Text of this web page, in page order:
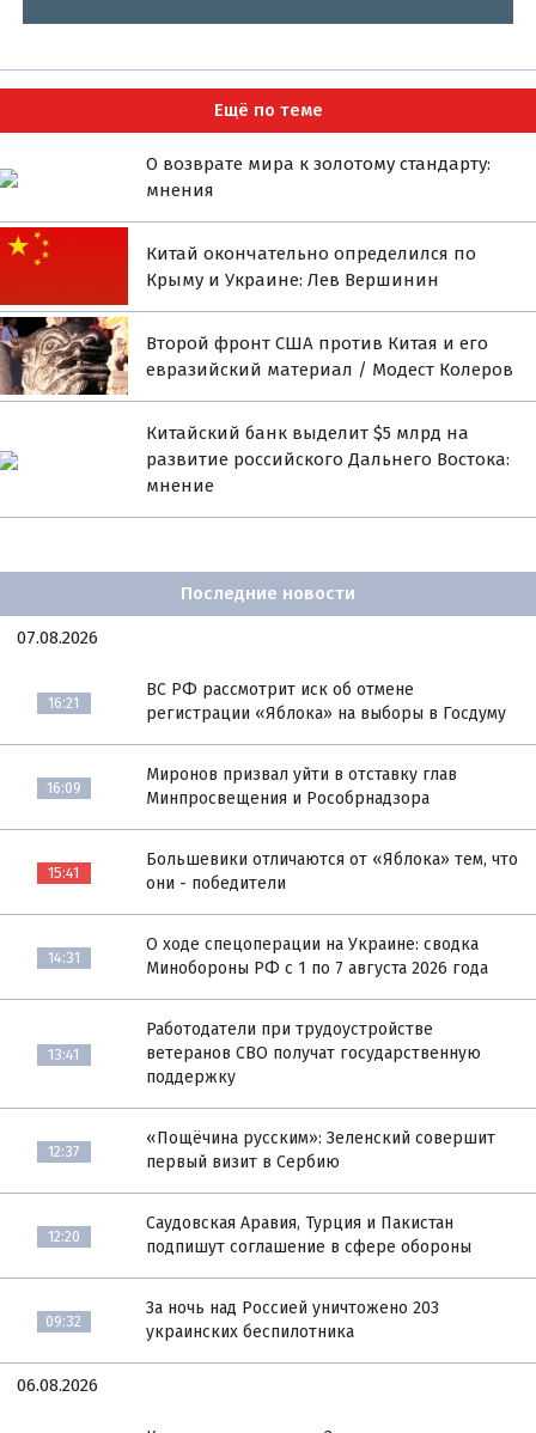
Ещё по теме
О возврате мира к золотому стандарту:
мнения
Китай окончательно определился по
Крыму и Украине: Лев Вершинин
Второй фронт США против Китая и его
евразийский материал / Модест Колеров
Китайский банк выделит $5 млрд на
развитие российского Дальнего Востока:
мнение
Последние новости
07.08.2026
16:21
ВС РФ рассмотрит иск об отмене
регистрации «Яблока» на выборы в Госдуму
16:09
Миронов призвал уйти в отставку глав
Минпросвещения и Рособрнадзора
15:41
Большевики отличаются от «Яблока» тем, что
они - победители
14:31
О ходе спецоперации на Украине: сводка
Минобороны РФ с 1 по 7 августа 2026 года
13:41
Работодатели при трудоустройстве
ветеранов СВО получат государственную
поддержку
12:37
«Пощёчина русским»: Зеленский совершит
первый визит в Сербию
12:20
Саудовская Аравия, Турция и Пакистан
подпишут соглашение в сфере обороны
09:32
За ночь над Россией уничтожено 203
украинских беспилотника
06.08.2026